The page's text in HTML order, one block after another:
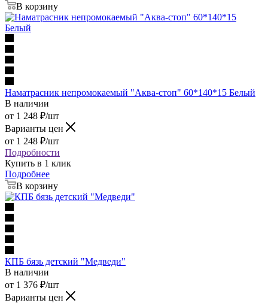
В корзину
Наматрасник непромокаемый "Аква-стоп" 60*140*15 Белый
В наличии
от 1 248 ₽/шт
Варианты цен
от 1 248 ₽/шт
Подробности
Купить в 1 клик
Подробнее
В корзину
КПБ бязь детский "Медведи"
В наличии
от 1 376 ₽/шт
Варианты цен